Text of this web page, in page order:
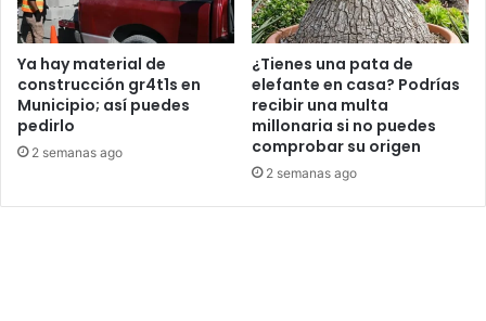
Ya hay material de
construcción gr4t1s en
Municipio; así puedes
pedirlo
2 semanas ago
¿Tienes una pata de
elefante en casa? Podrías
recibir una multa
millonaria si no puedes
comprobar su origen
2 semanas ago